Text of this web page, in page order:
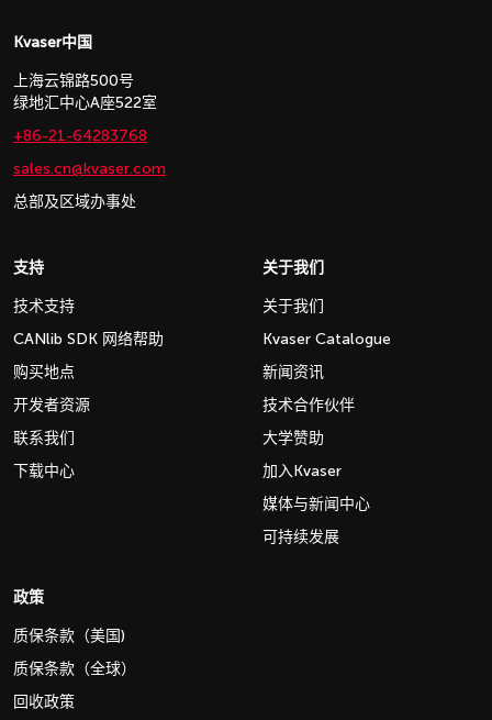
Kvaser中国
上海云锦路500号
绿地汇中心A座522室
+86-21-64283768
sales.cn@kvaser.com
总部及区域办事处
支持
技术支持
CANlib SDK 网络帮助
购买地点
开发者资源
联系我们
下载中心
关于我们
关于我们
Kvaser Catalogue
新闻资讯
技术合作伙伴
大学赞助
加入Kvaser
媒体与新闻中心
可持续发展
政策
质保条款（美国)
质保条款（全球）
回收政策